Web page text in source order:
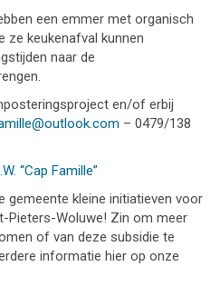
een emmer met organisch
ze keukenafval kunnen
naar de
en/of erbij
– 0479/138
“Cap Famille”
gemeente kleine initiatieven voor
Pieters-Woluwe! Zin om meer
of van deze subsidie te
informatie hier op onze